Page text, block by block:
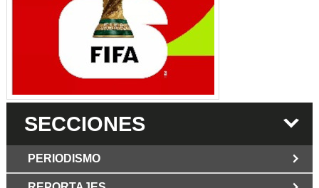
SECCIONES
PERIODISMO